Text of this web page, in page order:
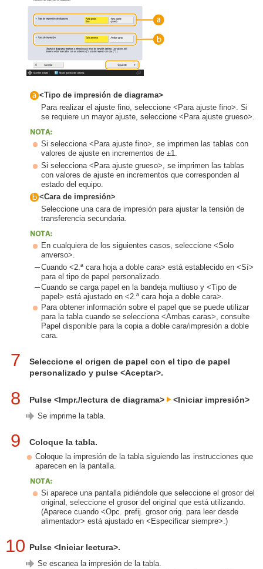
<Tipo de impresión de diagrama>
Para realizar el ajuste fino, seleccione <Para ajuste fino>. Si
se requiere un mayor ajuste, seleccione <Para ajuste grueso>.
Si selecciona <Para ajuste fino>, se imprimen las tablas con
valores de ajuste en incrementos de ±1.
Si selecciona <Para ajuste grueso>, se imprimen las tablas
con valores de ajuste en incrementos que corresponden al
estado del equipo.
<Cara de impresión>
Seleccione una cara de impresión para ajustar la tensión de
transferencia secundaria.
En cualquiera de los siguientes casos, seleccione <Solo
anverso>.
Cuando <2.ª cara hoja a doble cara> está establecido en <Sí>
para el tipo de papel personalizado.
Cuando se carga papel en la bandeja multiuso y <Tipo de
papel> está ajustado en <2.ª cara hoja a doble cara>.
Para obtener información sobre el papel que se puede utilizar
para la tabla cuando se selecciona <Ambas caras>, consulte
Papel disponible para la copia a doble cara/impresión a doble
cara.
7
Seleccione el origen de papel con el tipo de papel
personalizado y pulse <Aceptar>.
8 Pulse <Impr./lectura de diagrama> <Iniciar impresión>
Se imprime la tabla.
9 Coloque la tabla.
Coloque la impresión de la tabla siguiendo las instrucciones que
aparecen en la pantalla.
Si aparece una pantalla pidiéndole que seleccione el grosor del
original, seleccione el grosor del original que está utilizando.
(Aparece cuando <Opc. prefij. grosor orig. para leer desde
alimentador> está ajustado en <Especificar siempre>.)
10 Pulse <Iniciar lectura>.
Se escanea la impresión de la tabla.